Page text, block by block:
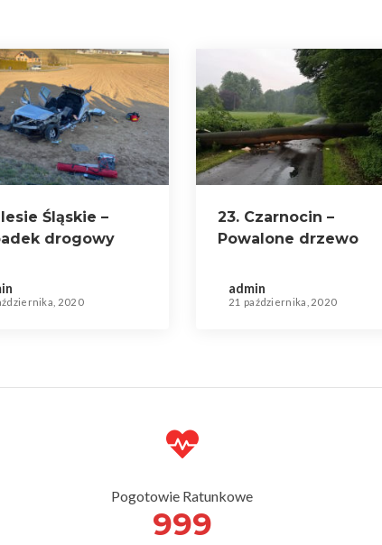
Śląskie –
drogowy
2020
23. Czarnocin –
Powalone drzewo
admin
21 października, 2020
Pogotowie Ratunkowe
999